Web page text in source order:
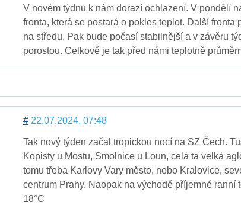
V novém týdnu k nám dorazí ochlazení. V pondělí
fronta, která se postará o pokles teplot. Další fronta
na středu. Pak bude počasí stabilnější a v závěru
porostou. Celkově je tak před námi teplotně
#22.07.2024, 07:48
Tak nový týden začal tropickou nocí na SZ Čech.
Kopisty u Mostu, Smolnice u Loun, celá ta velká
tomu třeba Karlovy Vary město, nebo Kralovice,
centrum Prahy. Naopak na východě příjemné ranní
18°C